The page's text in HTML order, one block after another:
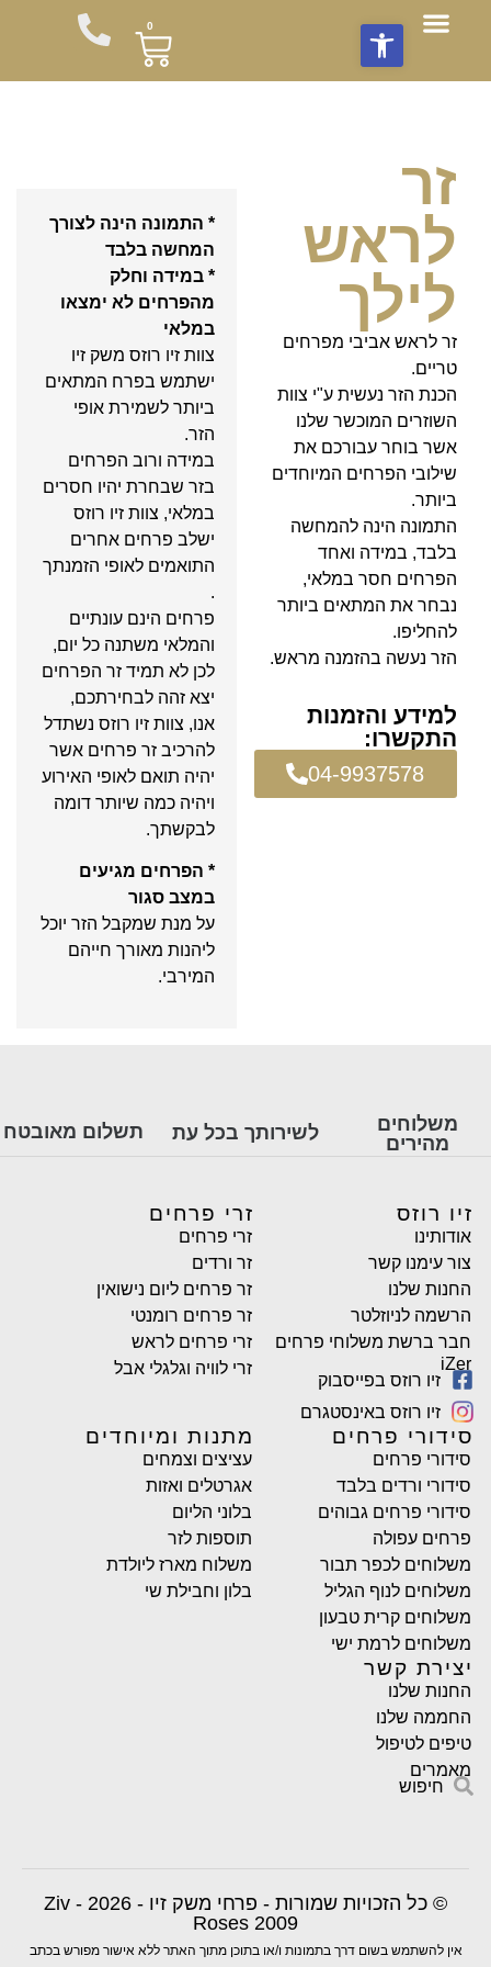
0
זר
לראש
לילך
זר לראש אביבי מפרחים
טריים.
הכנת הזר נעשית ע"י צוות
השוזרים המוכשר שלנו
אשר בוחר עבורכם את
שילובי הפרחים המיוחדים
ביותר.
התמונה הינה להמחשה
בלבד, במידה ואחד
הפרחים חסר במלאי,
נבחר את המתאים ביותר
להחליפו.
הזר נעשה בהזמנה מראש.
למידע והזמנות
התקשרו:
04-9937578
* התמונה הינה לצורך
המחשה בלבד
* במידה וחלק
מהפרחים לא ימצאו
במלאי
צוות זיו רוזס משק זיו
ישתמש בפרח המתאים
ביותר לשמירת אופי
הזר.
במידה ורוב הפרחים
בזר שבחרת יהיו חסרים
במלאי, צוות זיו רוזס
ישלב פרחים אחרים
התואמים לאופי הזמנתך
.
פרחים הינם עונתיים
והמלאי משתנה כל יום,
לכן לא תמיד זר הפרחים
יצא זהה לבחירתכם,
אנו, צוות זיו רוזס נשתדל
להרכיב זר פרחים אשר
יהיה תואם לאופי האירוע
ויהיה כמה שיותר דומה
לבקשתך.
* הפרחים מגיעים
במצב סגור
על מנת שמקבל הזר יוכל
ליהנות מאורך חייהם
המירבי.
משלוחים
מהירים
לשירותך בכל עת תשלום מאובטח
זיו רוזס
אודותינו
צור עימנו קשר
החנות שלנו
הרשמה לניוזלטר
חבר ברשת משלוחי פרחים
iZer
זיו רוזס בפייסבוק
זיו רוזס באינסטגרם
זרי פרחים
זרי פרחים
זר ורדים
זר פרחים ליום נישואין
זר פרחים רומנטי
זרי פרחים לראש
זרי לוויה וגלגלי אבל
סידורי פרחים
סידורי פרחים
סידורי ורדים בלבד
סידורי פרחים גבוהים
פרחים עפולה
משלוחים לכפר תבור
משלוחים לנוף הגליל
משלוחים קרית טבעון
משלוחים לרמת ישי
מתנות ומיוחדים
עציצים וצמחים
אגרטלים ואזות
בלוני הליום
תוספות לזר
משלוח מארז ליולדת
בלון וחבילת שי
יצירת קשר
החנות שלנו
החממה שלנו
טיפים לטיפול
מאמרים
חיפוש
© כל הזכויות שמורות - פרחי משק זיו - 2026 - Ziv
Roses 2009
אין להשתמש בשום דרך בתמונות ו/או בתוכן מתוך האתר ללא אישור מפורש בכתב
פתח סרגל נגישות